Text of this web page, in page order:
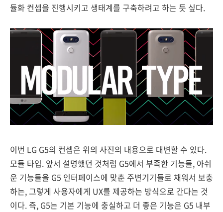
듈화 컨셉을 진행시키고 생태계를 구축하려고 하는 듯 싶다.
이번 LG G5의 컨셉은 위의 사진의 내용으로 대변할 수 있다.
모듈 타입. 앞서 설명했던 것처럼 G5에서 부족한 기능들, 아쉬
운 기능들을 G5 인터페이스에 맞춘 주변기기들로 채워서 보충
하는, 그렇게 사용자에게 UX를 제공하는 방식으로 간다는 것
이다. 즉, G5는 기본 기능에 충실하고 더 좋은 기능은 G5 내부